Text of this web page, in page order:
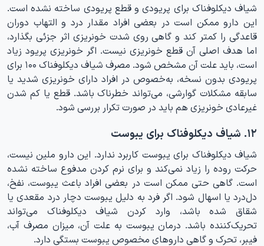
شیاف دیکلوفناک برای پریودی و قطع پریودی ساخته نشده است.
این دارو ممکن است در بعضی افراد مقدار درد و التهاب دوران
قاعدگی را کمتر کند و گاهی روی شدت خونریزی اثر جزئی بگذارد،
اما هدف اصلی آن قطع خونریزی نیست. اگر خونریزی پریود زیاد
است، باید علت آن مشخص شود. مصرف شیاف دیکلوفناک ۱۰۰ برای
پریودی بدون نسخه، به‌خصوص در افراد دارای خونریزی شدید یا
سابقه مشکلات گوارشی، می‌تواند خطرناک باشد. قطع یا کم شدن
غیرعادی خونریزی هم باید در صورت تکرار بررسی شود.
۱۲. شیاف دیکلوفناک برای یبوست
شیاف دیکلوفناک برای یبوست کاربرد ندارد. این دارو ملین نیست،
حرکت روده را زیاد نمی‌کند و برای نرم کردن مدفوع ساخته نشده
است. گاهی حتی ممکن است در بعضی افراد باعث یبوست، نفخ،
دل‌درد یا اسهال شود. اگر فرد به دلیل یبوست دچار درد مقعدی یا
شقاق شده باشد، وارد کردن شیاف دیکلوفناک می‌تواند
تحریک‌کننده باشد. درمان یبوست به علت آن، میزان مصرف آب،
فیبر، تحرک و گاهی داروهای مخصوص یبوست بستگی دارد.